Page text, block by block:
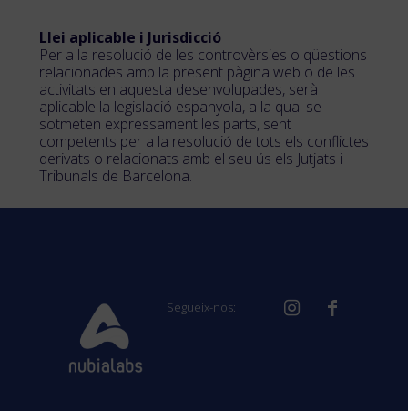
Llei aplicable i Jurisdicció
Per a la resolució de les controvèrsies o qüestions
relacionades amb la present pàgina web o de les
activitats en aquesta desenvolupades, serà
aplicable la legislació espanyola, a la qual se
sotmeten expressament les parts, sent
competents per a la resolució de tots els conflictes
derivats o relacionats amb el seu ús els Jutjats i
Tribunals de Barcelona.
Segueix-nos: